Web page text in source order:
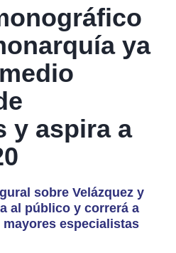
ya
y aspira a
sobre Velázquez y
al público y correrá a
especialistas